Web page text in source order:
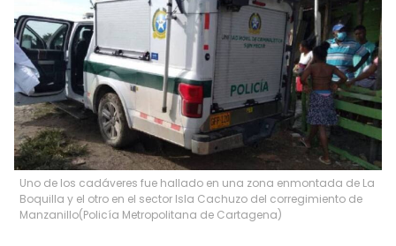
Uno de los cadáveres fue hallado en una zona enmontada de La
Boquilla y el otro en el sector Isla Cachuzo del corregimiento de
Manzanillo(Policía Metropolitana de Cartagena)